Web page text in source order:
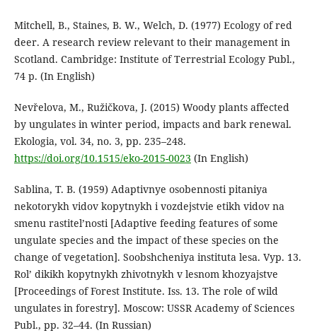
Mitchell, B., Staines, B. W., Welch, D. (1977) Ecology of red
deer. A research review relevant to their management in
Scotland. Cambridge: Institute of Terrestrial Ecology Publ.,
74 p. (In English)
Nevřelova, M., Ružičkova, J. (2015) Woody plants affected
by ungulates in winter period, impacts and bark renewal.
Ekologia, vol. 34, no. 3, pp. 235–248.
https://doi.org/10.1515/eko-2015-0023 (In English)
Sablina, T. B. (1959) Adaptivnye osobennosti pitaniya
nekotorykh vidov kopytnykh i vozdejstvie etikh vidov na
smenu rastitel’nosti [Adaptive feeding features of some
ungulate species and the impact of these species on the
change of vegetation]. Soobshcheniya instituta lesa. Vyp. 13.
Rol’ dikikh kopytnykh zhivotnykh v lesnom khozyajstve
[Proceedings of Forest Institute. Iss. 13. The role of wild
ungulates in forestry]. Moscow: USSR Academy of Sciences
Publ., pp. 32–44. (In Russian)